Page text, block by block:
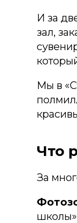
И за
зал,
Мы в
Что
За